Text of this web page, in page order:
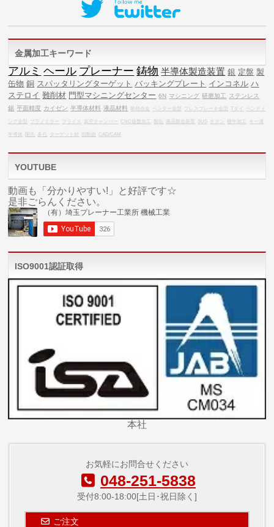
金属加工キーワード
アルミ ヘール プレーナー 鋳物 半導体製造装置 銀 定盤 製
缶物 銅 スパッタリングターゲット バッキングプレート インコネル ハ
ステロイ 難削材 門型マシニングセンター 6N マシニング 研磨加工
ステンレス
錫 平面精度 カイゼン 半導体材料 液晶材料 耐熱合金 ベンダー金型 プレスブレーキ金型 Tダイ ベンディ
ング金型 プラノミラー フライス 真空チャンバー CNC旋盤加工 製缶 液晶製造装置 SUS チタン 横中加工 キー溝
半導体 開先 多孔 ターゲット材 摺動面 CAD/CAM
YOUTUBE
動画も「分かりやすい!」と好評です☆
是非ごらんください。
ISO9001認証取得
本社
お気軽にお問合せください
048-251-5838
受付8:00-18:00[土日･祝日除く]
ご注文